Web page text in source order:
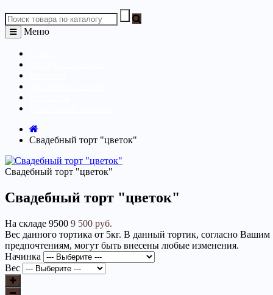
Меню
Свадебный торт "цветок"
Свадебный торт "цветок"
Свадебный торт "цветок"
На складе 9500 9 500 руб.
Вес данного тортика от 5кг. В данный тортик, согласно Вашим
предпочтениям, могут быть внесены любые изменения.
Начинка
Вес